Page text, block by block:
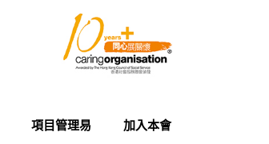
項目管理易 加入本會